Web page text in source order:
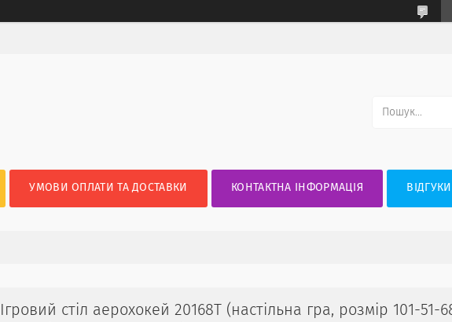
УМОВИ ОПЛАТИ ТА ДОСТАВКИ КОНТАКТНА ІНФОРМАЦІЯ
Ігровий стіл аерохокей 20168T (настільна гра, розмір 101-